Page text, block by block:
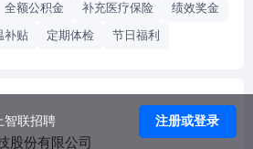
全额公积金 补充医疗保险
绩效奖金
补贴 定期体检 节日福利
股份有限公司
智联招聘 注册或登录